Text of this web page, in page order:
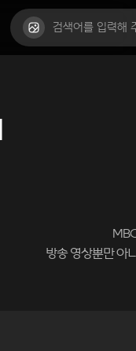
방송 영상뿐만 아